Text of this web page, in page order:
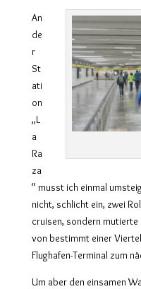
An
de
r
St
ati
on
„L
a
Ra
za
“ musst ich einmal
nicht, schlicht ein, zwei
cruisen, sondern mutierte
von bestimmt einer
Flughafen-Terminal zum
Um aber den einsamen